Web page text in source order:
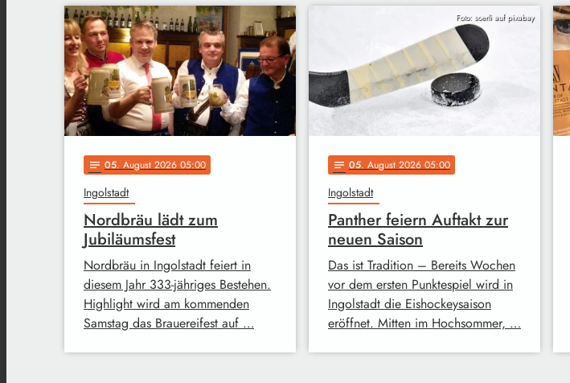
notes 05. August 2026 05:00
Ingolstadt
Nordbräu lädt zum
Jubiläumsfest
Nordbräu in Ingolstadt feiert in
diesem Jahr 333-jähriges Bestehen.
Highlight wird am kommenden
Samstag das Brauereifest auf …
Foto: soerli auf pixabay
notes 05. August 2026 05:00
Ingolstadt
Panther feiern Auftakt zur
neuen Saison
Das ist Tradition – Bereits Wochen
vor dem ersten Punktespiel wird in
Ingolstadt die Eishockeysaison
eröffnet. Mitten im Hochsommer, …